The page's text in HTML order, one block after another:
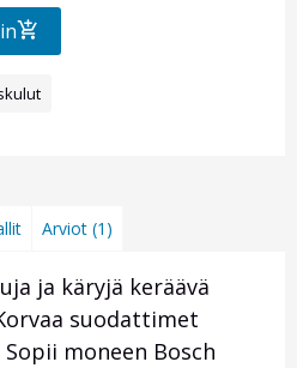
Arviot (1)
ja käryjä keräävä
suodattimet
Sopii moneen Bosch